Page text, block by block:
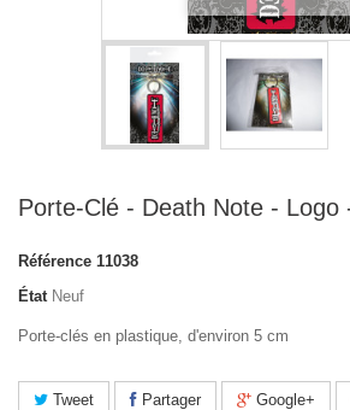
Porte-Clé - Death Note - Logo
Référence 11038
État Neuf
Porte-clés en plastique, d'environ 5 cm
Tweet Partager Google+